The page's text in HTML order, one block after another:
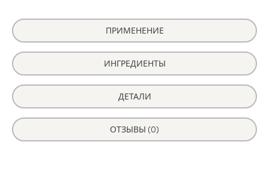
ПРИМЕНЕНИЕ
ИНГРЕДИЕНТЫ
ДЕТАЛИ
ОТЗЫВЫ (0)